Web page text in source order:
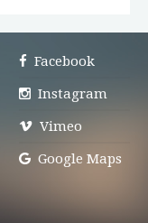
Facebook
Instagram
Vimeo
Google Maps